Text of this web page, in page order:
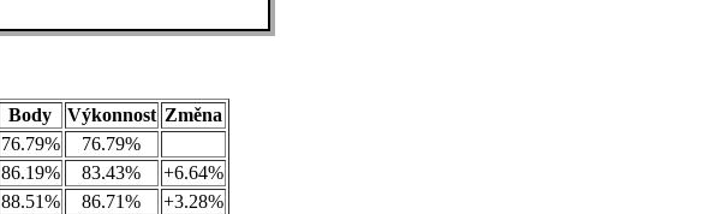
Body Výkonnost Změna
76.79%
76.79%
86.19% 83.43%
+6.64%
88.51% 86.71%
+3.28%